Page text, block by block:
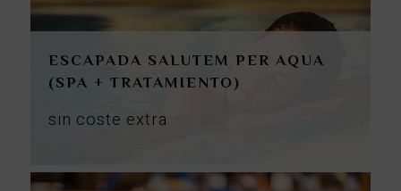
ESCAPADA SALUTEM PER AQUA
(SPA + TRATAMIENTO)
sin coste extra